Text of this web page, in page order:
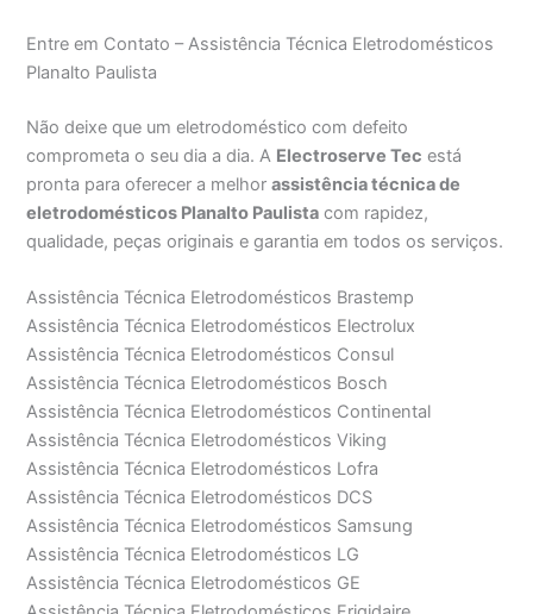
Entre em Contato – Assistência Técnica Eletrodomésticos
Planalto Paulista
Não deixe que um eletrodoméstico com defeito
comprometa o seu dia a dia. A Electroserve Tec está
pronta para oferecer a melhorassistência técnica de
eletrodomésticos Planalto Paulista com rapidez,
qualidade, peças originais e garantia em todos os serviços.
Assistência Técnica Eletrodomésticos Brastemp
Assistência Técnica Eletrodomésticos Electrolux
Assistência Técnica Eletrodomésticos Consul
Assistência Técnica Eletrodomésticos Bosch
Assistência Técnica Eletrodomésticos Continental
Assistência Técnica Eletrodomésticos Viking
Assistência Técnica Eletrodomésticos Lofra
Assistência Técnica Eletrodomésticos DCS
Assistência Técnica Eletrodomésticos Samsung
Assistência Técnica Eletrodomésticos LG
Assistência Técnica Eletrodomésticos GE